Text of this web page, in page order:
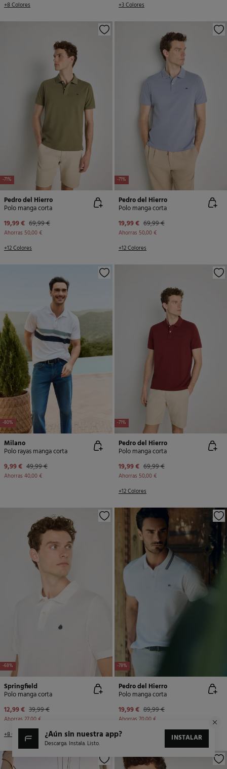
+8 Colores
+3 Colores
-71%
Pedro del Hierro
Polo manga corta
19,99 € 69,99 €
Ahorras 50,00 €
+12 Colores
-71%
Pedro del Hierro
Polo manga corta
19,99 € 69,99 €
Ahorras 50,00 €
+12 Colores
-80%
Milano
Polo rayas manga corta
9,99 € 49,99 €
Ahorras 40,00 €
-71%
Pedro del Hierro
Polo manga corta
19,99 € 69,99 €
Ahorras 50,00 €
+12 Colores
-68%
Springfield
Polo manga corta
12,99 € 39,99 €
Ahorras 27,00 €
+8 Colores
-78%
Pedro del Hierro
Polo manga corta
19,99 € 89,99 €
Ahorras 70,00 €
+4 Colores
¿aún sin nuestra app?
Descarga. Instala. Listo.
INSTALAR